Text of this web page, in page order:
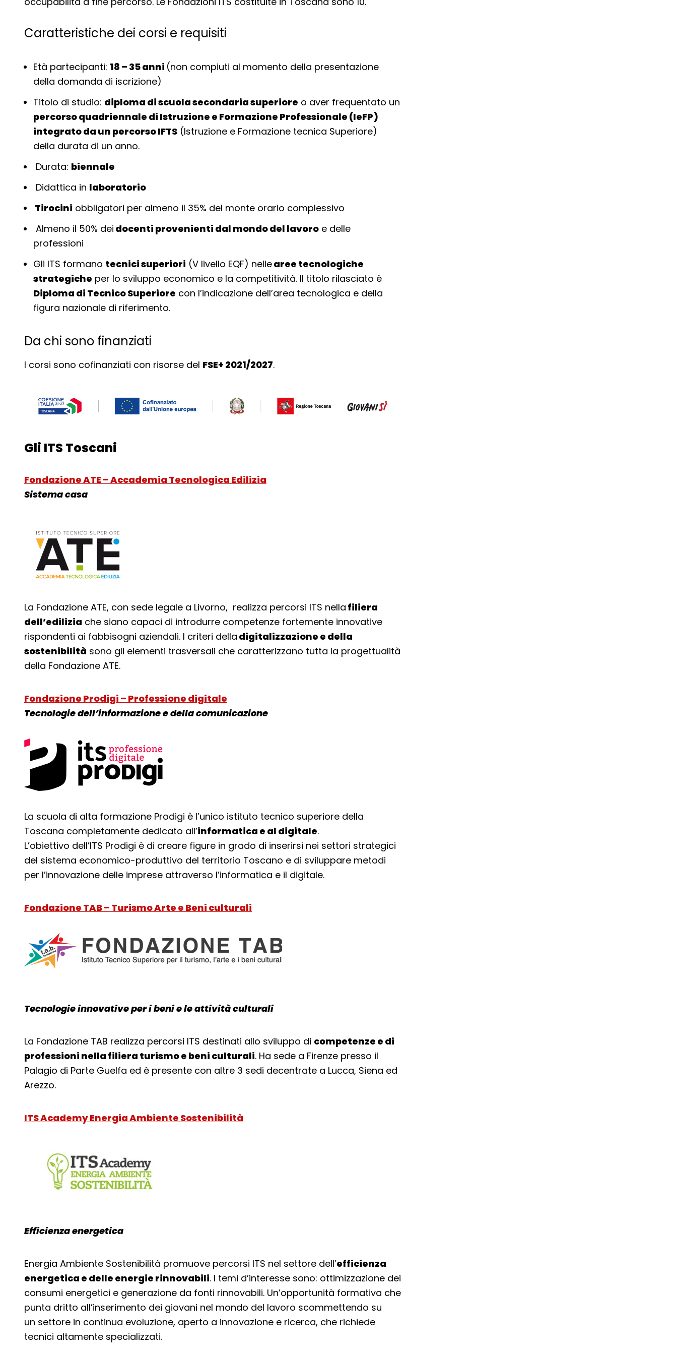
Caratteristiche dei corsi e requisiti
Età partecipanti: 18 – 35 anni (non compiuti al momento della presentazione
della domanda di iscrizione)
Titolo di studio: diploma di scuola secondaria superiore o aver frequentato un
percorso quadriennale di Istruzione e Formazione Professionale (IeFP)
integrato da un percorso IFTS (Istruzione e Formazione tecnica Superiore)
della durata di un anno.
Durata: biennale
Didattica in laboratorio
Tirocini obbligatori per almeno il 35% del monte orario complessivo
Almeno il 50% dei docenti provenienti dal mondo del lavoro e delle
professioni
Gli ITS formano tecnici superiori (V livello EQF) nellearee tecnologiche
strategiche per lo sviluppo economico e la competitività. Il titolo rilasciato è
Diploma di Tecnico Superiore con l’indicazione dell’area tecnologica e della
figura nazionale di riferimento.
Da chi sono finanziati
I corsi sono cofinanziati con risorse del FSE+ 2021/2027.
Gli ITS Toscani
Fondazione ATE – Accademia Tecnologica Edilizia
Sistema casa
La Fondazione ATE, con sede legale a Livorno, realizza percorsi ITS nella filiera
dell’edilizia che siano capaci di introdurre competenze fortemente innovative
rispondenti ai fabbisogni aziendali. I criteri della digitalizzazione e della
sostenibilità sono gli elementi trasversali che caratterizzano tutta la progettualità
della Fondazione ATE.
Fondazione Prodigi – Professione digitale
Tecnologie dell’informazione e della comunicazione
La scuola di alta formazione Prodigi è l’unico istituto tecnico superiore della
Toscana completamente dedicato all’informatica e al digitale.
L’obiettivo dell’ITS Prodigi è di creare figure in grado di inserirsi nei settori strategici
del sistema economico-produttivo del territorio Toscano e di sviluppare metodi
per l’innovazione delle imprese attraverso l’informatica e il digitale.
Fondazione TAB – Turismo Arte e Beni culturali
Tecnologie innovative per i beni e le attività culturali
La Fondazione TAB realizza percorsi ITS destinati allo sviluppo di competenze e di
professioni nella filiera turismo e beni culturali. Ha sede a Firenze presso il
Palagio di Parte Guelfa ed è presente con altre 3 sedi decentrate a Lucca, Siena ed
Arezzo.
ITS Academy Energia Ambiente Sostenibilità
Efficienza energetica
Energia Ambiente Sostenibilità promuove percorsi ITS nel settore dell’efficienza
energetica e delle energie rinnovabili. I temi d’interesse sono: ottimizzazione dei
consumi energetici e generazione da fonti rinnovabili. Un’opportunità formativa che
punta dritto all’inserimento dei giovani nel mondo del lavoro scommettendo su
un settore in continua evoluzione, aperto a innovazione e ricerca, che richiede
tecnici altamente specializzati.